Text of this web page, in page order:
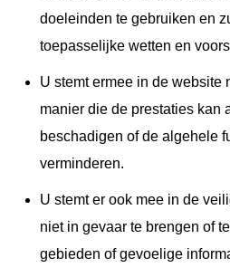
doeleinden te gebruiken en
toepasselijke wetten en
U stemt ermee in de website
manier die de prestaties kan
beschadigen of de algehele
verminderen.
U stemt er ook mee in de
niet in gevaar te brengen of
gebieden of gevoelige